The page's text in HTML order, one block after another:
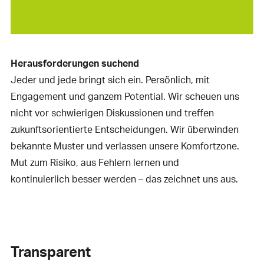
Herausforderungen suchend
Jeder und jede bringt sich ein. Persönlich, mit
Engagement und ganzem Potential. Wir scheuen uns
nicht vor schwierigen Diskussionen und treffen
zukunftsorientierte Entscheidungen. Wir überwinden
bekannte Muster und verlassen unsere Komfortzone.
Mut zum Risiko, aus Fehlern lernen und
kontinuierlich besser werden – das zeichnet uns aus.
Transparent